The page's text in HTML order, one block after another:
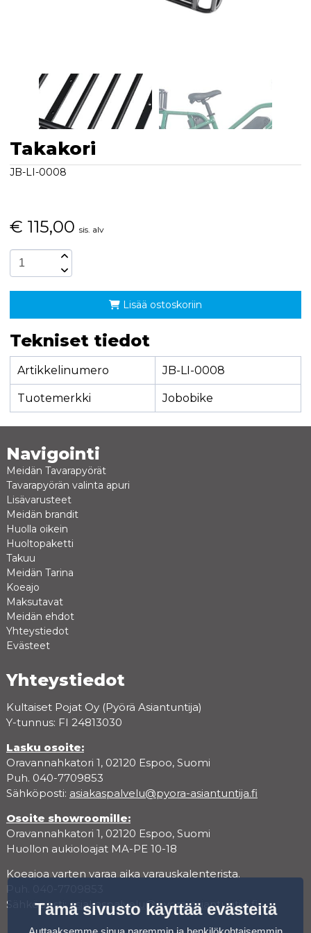
Takakori
JB-LI-0008
€ 115,00 sis. alv
Lisää ostoskoriin
Tekniset tiedot
Artikkelinumero JB-LI-0008
Tuotemerkki Jobobike
Navigointi
Meidän Tavarapyörät
Tavarapyörän valinta apuri
Lisävarusteet
Meidän brandit
Huolla oikein
Huoltopaketti
Takuu
Meidän Tarina
Koeajo
Maksutavat
Meidän ehdot
Yhteystiedot
Evästeet
Yhteystiedot
Kultaiset Pojat Oy (Pyörä Asiantuntija)
Y-tunnus: FI 24813030
Lasku osoite:
Oravannahkatori 1, 02120 Espoo, Suomi
Puh. 040-7709853
Sähköposti: asiakaspalvelu@pyora-asiantuntija.fi
Osoite showroomille:
Oravannahkatori 1, 02120 Espoo, Suomi
Huollon aukioloajat MA-PE 10-18
Koeajoa varten varaa aika varauskalenterista.
Sähköposti:asiakaspalvelu@pyora-asiantuntija.fi
Tämä sivusto käyttää evästeitä